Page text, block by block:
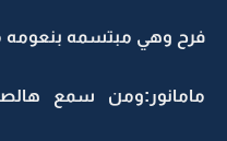
فرح وهي مبتسمه بنعومه
مامانور:ومن سمع